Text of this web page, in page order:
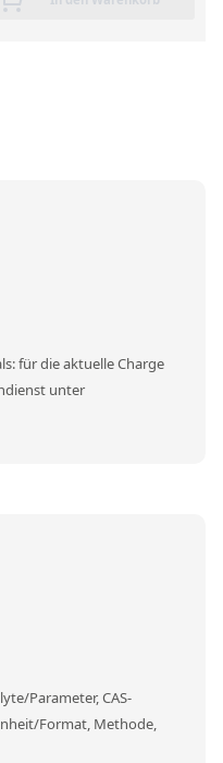
für die aktuelle Charge
unter
Parameter, CAS-
Format, Methode,